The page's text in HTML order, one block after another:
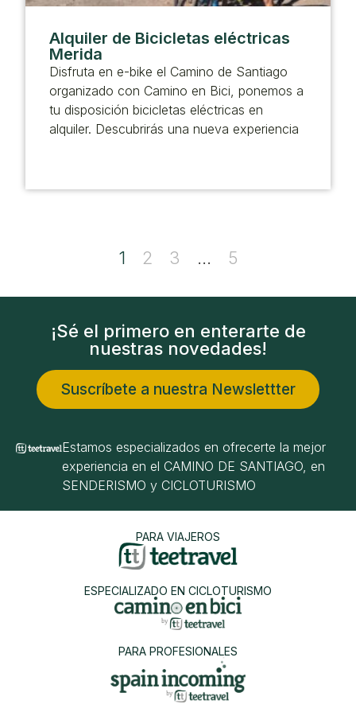
Alquiler de Bicicletas eléctricas
Merida
Disfruta en e-bike el Camino de Santiago
organizado con Camino en Bici, ponemos a
tu disposición bicicletas eléctricas en
alquiler. Descubrirás una nueva experiencia
1 2 3 … 5
¡Sé el primero en enterarte de
nuestras novedades!
Suscríbete a nuestra Newslettter
Estamos especializados en ofrecerte la mejor
experiencia en el CAMINO DE SANTIAGO, en
SENDERISMO y CICLOTURISMO
PARA VIAJEROS
ESPECIALIZADO EN CICLOTURISMO
PARA PROFESIONALES